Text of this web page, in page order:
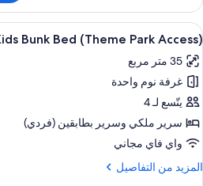
Park
Access)
Artist
Room,
2
Double
Beds,
Pool
View
(Theme
Park
Access)
استعراض
جميع
صور
King
Artist
Room
With
Kids
Bunk
9
Bunk Bed (Theme Park Access)
35 متر مربع
غرفة نوم واحدة
يتّسع لـ 4
سرير ملكي‫‬ وسرير بطابقين (فردي)
واي فاي مجاني
المزيد من التفاصيل
المزيد